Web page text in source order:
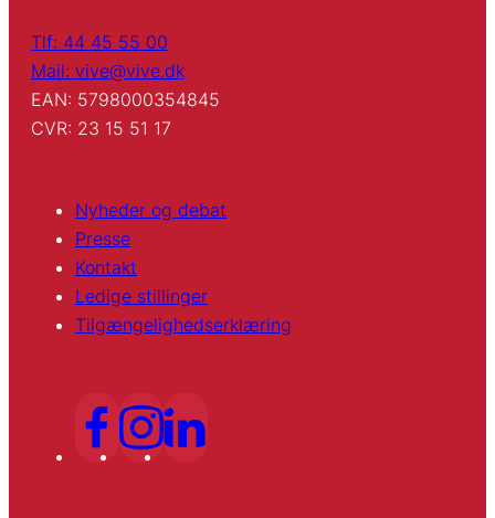
Tlf: 44 45 55 00
Mail: vive@vive.dk
EAN: 5798000354845
CVR: 23 15 51 17
Nyheder og debat
Presse
Kontakt
Ledige stillinger
Tilgængelighedserklæring